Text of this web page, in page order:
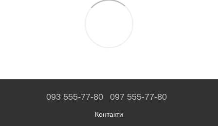
093 555-77-80 097 555-77-80
Контакти